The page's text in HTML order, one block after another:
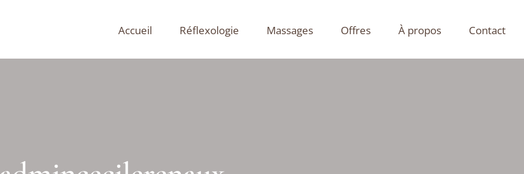
Accueil Réflexologie Massages Offres À propos Contact